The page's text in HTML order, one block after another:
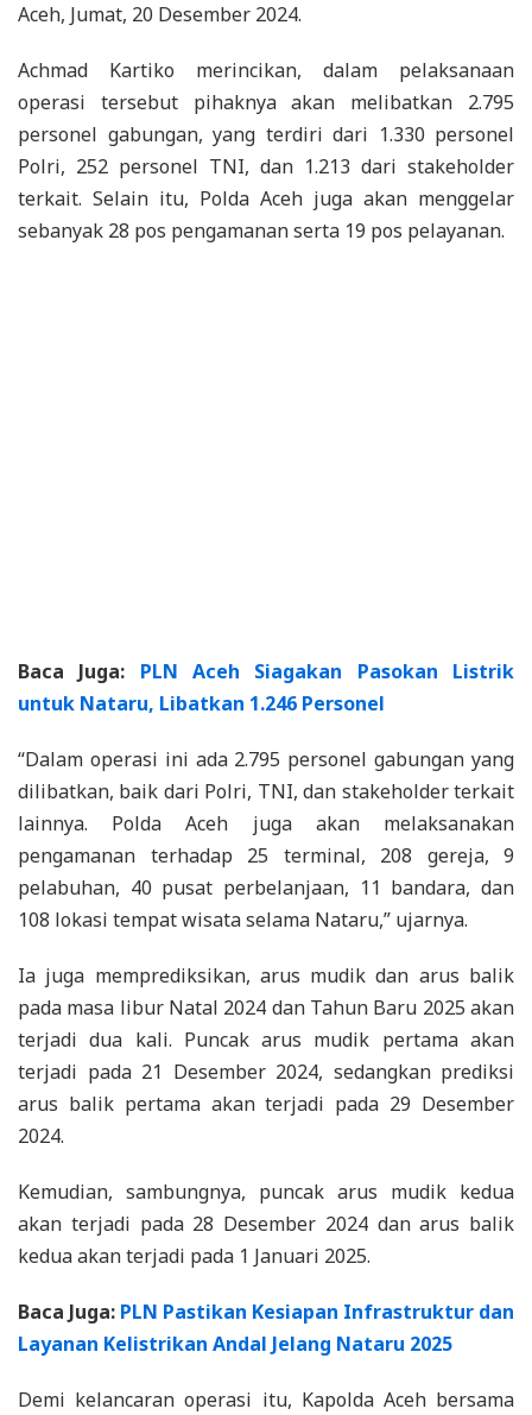
Aceh, Jumat, 20 Desember 2024.
Achmad Kartiko merincikan, dalam pelaksanaan
operasi tersebut pihaknya akan melibatkan 2.795
personel gabungan, yang terdiri dari 1.330 personel
Polri, 252 personel TNI, dan 1.213 dari stakeholder
terkait. Selain itu, Polda Aceh juga akan menggelar
sebanyak 28 pos pengamanan serta 19 pos pelayanan.
Baca Juga: PLN Aceh Siagakan Pasokan Listrik
untuk Nataru, Libatkan 1.246 Personel
“Dalam operasi ini ada 2.795 personel gabungan yang
dilibatkan, baik dari Polri, TNI, dan stakeholder terkait
lainnya. Polda Aceh juga akan melaksanakan
pengamanan terhadap 25 terminal, 208 gereja, 9
pelabuhan, 40 pusat perbelanjaan, 11 bandara, dan
108 lokasi tempat wisata selama Nataru,” ujarnya.
Ia juga memprediksikan, arus mudik dan arus balik
pada masa libur Natal 2024 dan Tahun Baru 2025 akan
terjadi dua kali. Puncak arus mudik pertama akan
terjadi pada 21 Desember 2024, sedangkan prediksi
arus balik pertama akan terjadi pada 29 Desember
2024.
Kemudian, sambungnya, puncak arus mudik kedua
akan terjadi pada 28 Desember 2024 dan arus balik
kedua akan terjadi pada 1 Januari 2025.
Baca Juga: PLN Pastikan Kesiapan Infrastruktur dan
Layanan Kelistrikan Andal Jelang Nataru 2025
Demi kelancaran operasi itu, Kapolda Aceh bersama